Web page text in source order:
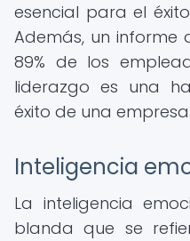
esencial para el
Además, un informe
89% de los
liderazgo es una
éxito de una empresa.
Inteligencia
La inteligencia
blanda que se